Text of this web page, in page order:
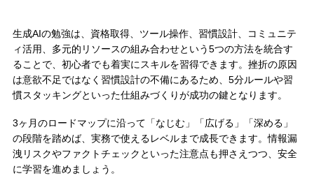
生成AIの勉強は、資格取得、ツール操作、習慣設計、コミュニテ
ィ活用、多元的リソースの組み合わせという5つの方法を統合す
ることで、初心者でも着実にスキルを習得できます。挫折の原因
は意欲不足ではなく習慣設計の不備にあるため、5分ルールや習
慣スタッキングといった仕組みづくりが成功の鍵となります。
3ヶ月のロードマップに沿って「なじむ」「広げる」「深める」
の段階を踏めば、実務で使えるレベルまで成長できます。情報漏
洩リスクやファクトチェックといった注意点も押さえつつ、安全
に学習を進めましょう。